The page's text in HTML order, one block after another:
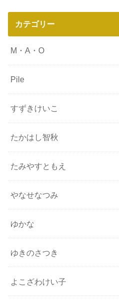
カテゴリー
M・A・O
Pile
すずきけいこ
たかはし智秋
たみやすともえ
やなせなつみ
ゆかな
ゆきのさつき
よこざわけい子